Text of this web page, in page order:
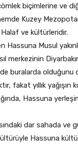
biçimlerine ve
Kuzey
ve kültürleridir.
Hassuna Musul
merkezinin
buralarda
fakat yıllık
Hassuna
dar sahada ve
Hassuna